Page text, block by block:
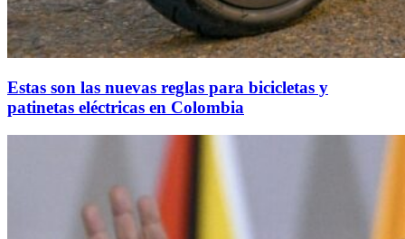
Estas son las nuevas reglas para bicicletas y
patinetas eléctricas en Colombia